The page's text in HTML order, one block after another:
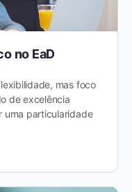
no EaD
mas foco
de excelência
uma particularidade